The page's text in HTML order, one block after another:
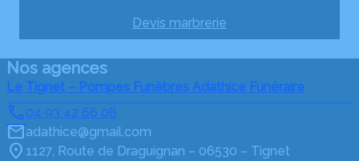
Devis marbrerie
Nos agences
Le Tignet – Pompes Funèbres Adathice Funéraire
04 93 42 66 08
adathice@gmail.com
1127, Route de Draguignan – 06530 – Tignet